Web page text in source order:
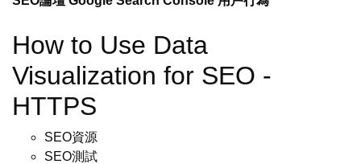
How to Use Data
Visualization for SEO -
HTTPS
SEO資源
SEO測試